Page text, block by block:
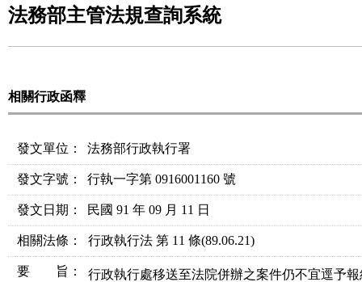
法務部主管法規查詢系統
相關行政函釋
發文單位： 法務部行政執行署
發文字號： 行執一字第 0916001160 號
發文日期： 民國 91 年 09 月 11 日
相關法條 ： 行政執行法 第 11 條(89.06.21)
要 旨：
行政執行處移送至法院併辦之案件仍不宜逕予